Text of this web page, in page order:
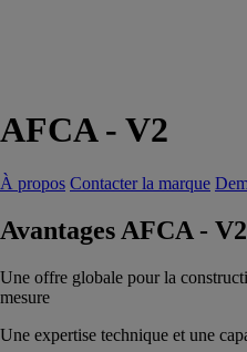
AFCA - V2
À propos Contacter la marque
Avantages AFCA - V2
Une offre globale pour la
mesure
Une expertise technique et une